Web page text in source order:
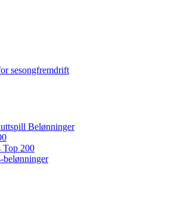
sesongfremdrift
Belønninger
Top 200
belønninger